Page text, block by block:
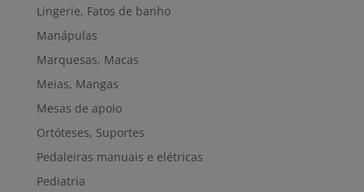
Lingerie, Fatos de banho
Manápulas
Marquesas, Macas
Meias, Mangas
Mesas de apoio
Ortóteses, Suportes
Pedaleiras manuais e elétricas
Pediatria